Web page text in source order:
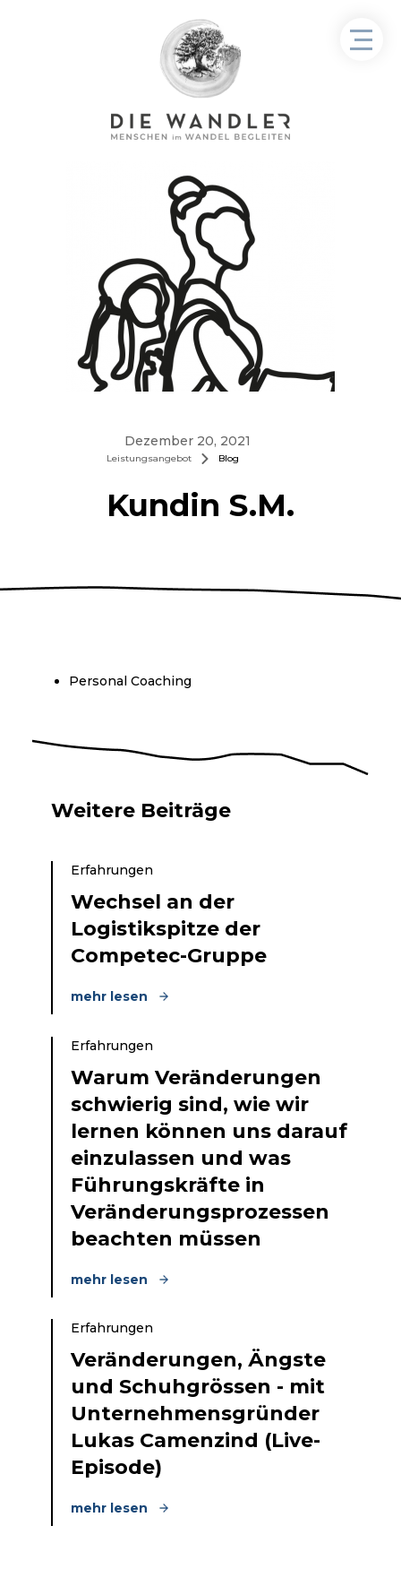
Dezember 20, 2021
Leistungsangebot Blog
Kundin S.M.
Personal Coaching
Weitere Beiträge
Erfahrungen
Wechsel an der
Logistikspitze der
Competec-Gruppe
mehr lesen
Erfahrungen
Warum Veränderungen
schwierig sind, wie wir
lernen können uns darauf
einzulassen und was
Führungskräfte in
Veränderungsprozessen
beachten müssen
mehr lesen
Erfahrungen
Veränderungen, Ängste
und Schuhgrössen - mit
Unternehmensgründer
Lukas Camenzind (Live-
Episode)
mehr lesen